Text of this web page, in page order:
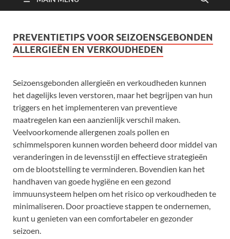
PREVENTIETIPS VOOR SEIZOENSGEBONDEN
ALLERGIEËN EN VERKOUDHEDEN
Seizoensgebonden allergieën en verkoudheden kunnen
het dagelijks leven verstoren, maar het begrijpen van hun
triggers en het implementeren van preventieve
maatregelen kan een aanzienlijk verschil maken.
Veelvoorkomende allergenen zoals pollen en
schimmelsporen kunnen worden beheerd door middel van
veranderingen in de levensstijl en effectieve strategieën
om de blootstelling te verminderen. Bovendien kan het
handhaven van goede hygiëne en een gezond
immuunsysteem helpen om het risico op verkoudheden te
minimaliseren. Door proactieve stappen te ondernemen,
kunt u genieten van een comfortabeler en gezonder
seizoen.